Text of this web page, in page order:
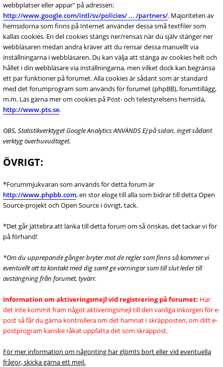
webbplatser eller appar" på adressen:
http://www.google.com/intl/sv/policies/ ... /partners/. Majoriteten av
hemsidorna som finns på Internet använder dessa små textfiler som
kallas cookies. En del cookies stängs ner/rensas när du själv stänger ner
webbläsaren medan andra kräver att du rensar dessa manuellt via
inställningarna i webbläsaren. Du kan välja att stänga av cookies helt och
hållet i din webbläsare via inställningarna, men vilket dock kan begränsa
ett par funktioner på forumet. Alla cookies är sådant som är standard
med det forumprogram som används för forumet (phpBB), forumtillägg,
m.m. Läs gärna mer om cookies på Post- och telestyrelsens hemsida,
http://www.pts.se.
OBS, Statistikverktyget Google Analytics ANVÄNDS EJ på sidan, inget sådant
verktyg överhuvudtaget.
ÖVRIGT:
*Forummjukvaran som används för detta forum är
http://www.phpbb.com, en stor eloge till alla som bidrar till detta Open
Source-projekt och Open Source i övrigt, tack.
*Det går jättebra att länka till detta forum om så önskas, det tackar vi för
på förhand!
*Om du upprepande gånger bryter mot de regler som finns så kommer vi
eventuellt att ta kontakt med dig samt ge varningar som till slut leder till
avstängning från forumet, tyvärr.
Information om aktiveringsmejl vid registrering på forumet: Har
det inte kommit fram något aktiveringsmejl till den vanliga inkorgen för e-
post så får du gärna kontrollera om det hamnat i skräpposten, om ditt e-
postprogram kanske råkat uppfatta det som skräppost.
För mer information om någonting har glömts bort eller vid eventuella
frågor, skicka gärna ett mejl.